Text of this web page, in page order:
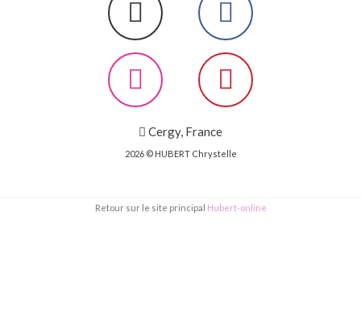
Cergy, France
2026 © HUBERT Chrystelle
Retour sur le site principal Hubert-online